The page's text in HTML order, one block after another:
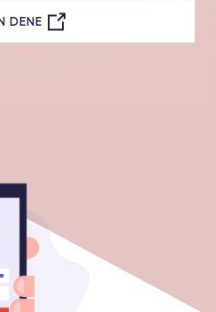
DENE